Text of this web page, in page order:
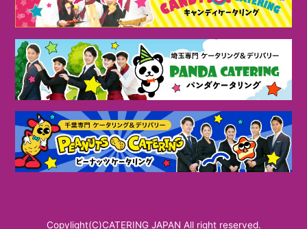
Copylight(C)CATERING JAPAN All right reserved.